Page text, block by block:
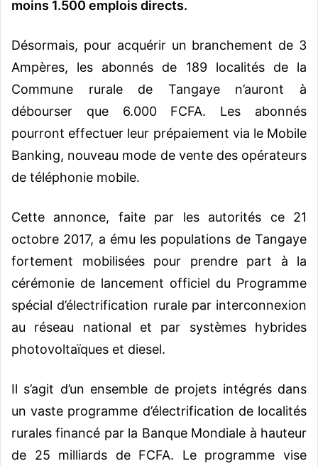
moins 1.500 emplois directs.
Désormais, pour acquérir un branchement de 3
Ampères, les abonnés de 189 localités de la
Commune rurale de Tangaye n’auront à
débourser que 6.000 FCFA. Les abonnés
pourront effectuer leur prépaiement via le Mobile
Banking, nouveau mode de vente des opérateurs
de téléphonie mobile.
Cette annonce, faite par les autorités ce 21
octobre 2017, a ému les populations de Tangaye
fortement mobilisées pour prendre part à la
cérémonie de lancement officiel du Programme
spécial d’électrification rurale par interconnexion
au réseau national et par systèmes hybrides
photovoltaïques et diesel.
Il s’agit d’un ensemble de projets intégrés dans
un vaste programme d’électrification de localités
rurales financé par la Banque Mondiale à hauteur
de 25 milliards de FCFA. Le programme vise